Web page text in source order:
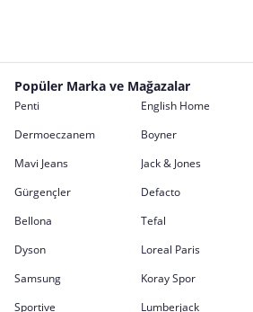
Popüler Marka ve Mağazalar
Penti English Home
Dermoeczanem
Boyner
Mavi Jeans
Jack & Jones
Gürgençler
Defacto
Bellona
Tefal
Dyson
Loreal Paris
Samsung
Koray Spor
Sportive
Lumberjack